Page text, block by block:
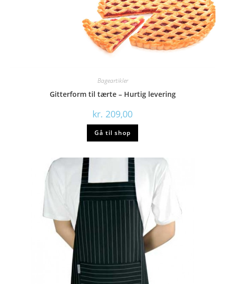
Bageartikler
Gitterform til tærte – Hurtig levering
kr. 209,00
Gå til shop